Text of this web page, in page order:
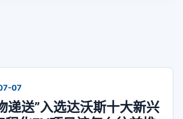
07
递送”入选达沃斯十大新兴